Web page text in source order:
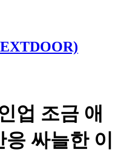
업 조금 애
싸늘한 이